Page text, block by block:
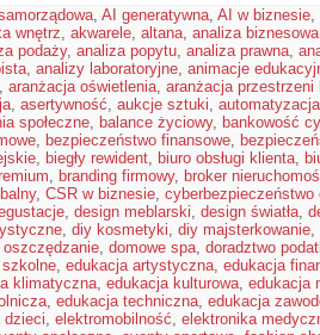
, AI generatywna, AI w biznesie,
wnętrz, akwarele, altana, analiza biznesowa
podaży, analiza popytu, analiza prawna,
, analizy laboratoryjne, animacje
, aranżacja oświetlenia, aranżacja przestrzeni
, asertywność, aukcje sztuki,
społeczne, balance życiowy, bankowość
, bezpieczeństwo finansowe,
, biegły rewident, biuro obsługi klienta,
, branding firmowy, broker
, CSR w biznesie, cyberbezpieczeństwo
, design meblarski, design światła,
, diy kosmetyki, diy majsterkowanie,
oszczędzanie, domowe spa, doradztwo
, edukacja artystyczna, edukacja
klimatyczna, edukacja kulturowa, edukacja
, edukacja techniczna, edukacja
dzieci, elektromobilność, elektronika